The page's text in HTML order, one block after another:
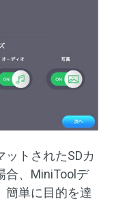
トされたSDカ
合、MiniToolデ
簡単に目的を達